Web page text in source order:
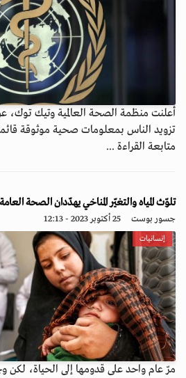
أعلنت منظمة الصحة العالمية وتيك توك،
تزويد الناس بمعلومات صحية موثوقة
متابعة القراءة ...
تلوّث المياه والتغيّر المناخي يهدّدان الصحة
جسور بوست 25 أكتوبر 2023 - 12:13
إنسانيات
مرّ عام واحد على قدومها إلى الحياة،